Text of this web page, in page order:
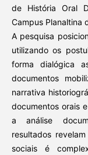
de História Oral
Campus Planaltina
A pesquisa
utilizando os
forma dialógica
documentos
narrativa
documentos orais
a análise
resultados
sociais é